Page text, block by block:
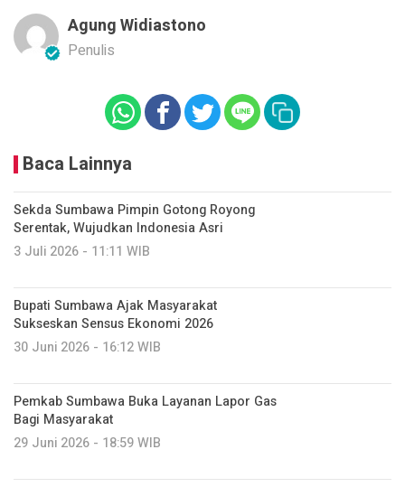
Agung Widiastono
Penulis
Baca Lainnya
Sekda Sumbawa Pimpin Gotong Royong
Serentak, Wujudkan Indonesia Asri
3 Juli 2026 - 11:11 WIB
Bupati Sumbawa Ajak Masyarakat
Sukseskan Sensus Ekonomi 2026
30 Juni 2026 - 16:12 WIB
Pemkab Sumbawa Buka Layanan Lapor Gas
Bagi Masyarakat
29 Juni 2026 - 18:59 WIB